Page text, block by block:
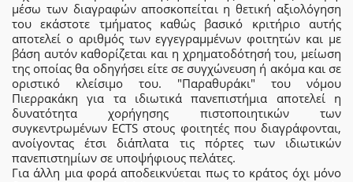
μέσω των διαγραφών αποσκοπείται η θετική αξιολόγηση
του εκάστοτε τμήματος καθώς βασικό κριτήριο αυτής
αποτελεί ο αριθμός των εγγεγραμμένων φοιτητών και με
βάση αυτόν καθορίζεται και η χρηματοδότησή του, μείωση
της οποίας θα οδηγήσει είτε σε συγχώνευση ή ακόμα και σε
οριστικό κλείσιμο του. "Παραθυράκι" του νόμου
Πιερρακάκη για τα ιδιωτικά πανεπιστήμια αποτελεί η
δυνατότητα χορήγησης πιστοποιητικών των
συγκεντρωμένων ECTS στους φοιτητές που διαγράφονται,
ανοίγοντας έτσι διάπλατα τις πόρτες των ιδιωτικών
πανεπιστημίων σε υποψήφιους πελάτες.
Για άλλη μια φορά αποδεικνύεται πως το κράτος όχι μόνο